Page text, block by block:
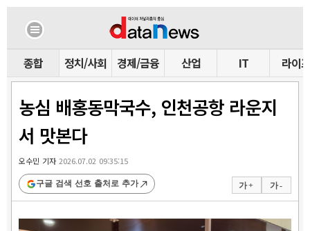
종합 정치/사회 경제/금융 산업 IT 라이프
농심 배홍동막국수, 인천공항 라운지
서 맛본다
오수민 기자2026.07.02 09:35:15
가 + 가 -
구글 검색 선호 출처로 추가